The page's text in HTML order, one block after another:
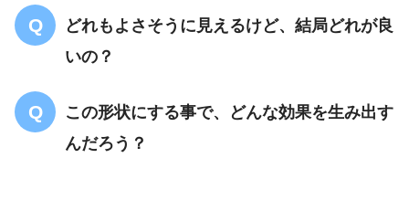
どれもよさそうに見えるけど、結局どれが良
いの？
この形状にする事で、どんな効果を生み出す
んだろう？